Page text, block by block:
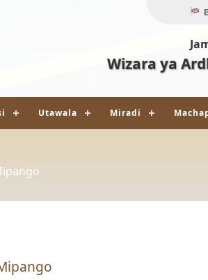
Wizara ya
Utawala Miradi
Vyombo vya Habari